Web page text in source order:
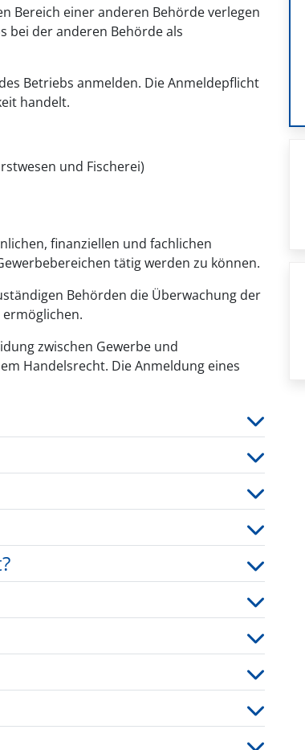
Bereich einer anderen Behörde verlegen
bei der anderen Behörde als
Betriebs anmelden. Die Anmeldepflicht
handelt.
und Fischerei)
finanziellen und fachlichen
tätig werden zu können.
Behörden die Überwachung der
zwischen Gewerbe und
Handelsrecht. Die Anmeldung eines